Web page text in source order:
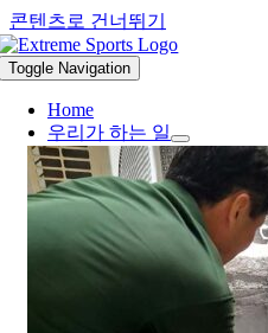
콘텐츠로 건너뛰기
Toggle Navigation
Home
우리가 하는 일